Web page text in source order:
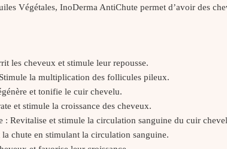
Végétales, InoDerma AntiChute permet d’avoir des
les cheveux et stimule leur repousse.
la multiplication des follicules pileux.
et tonifie le cuir chevelu.
et stimule la croissance des cheveux.
: Revitalise et stimule la circulation sanguine du cuir
chute en stimulant la circulation sanguine.